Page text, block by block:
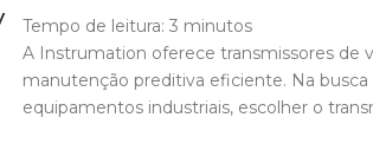
Tempo de leitura: 3 minutos
A Instrumation oferece transmissores de
manutenção preditiva eficiente. Na
equipamentos industriais, escolher o